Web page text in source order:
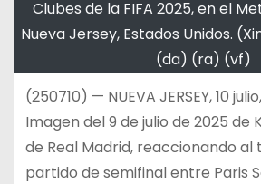
Clubes de la FIFA 2025, en el
Nueva Jersey, Estados Unidos.
(da) (ra) (vf)
(250710) — NUEVA JERSEY, 10
Imagen del 9 de julio de 2025 de
de Real Madrid, reaccionando al
partido de semifinal entre Paris